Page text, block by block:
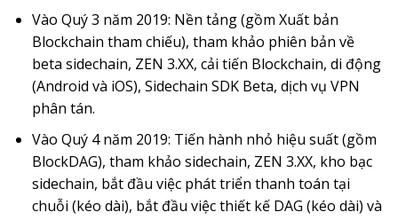
Vào Quý 3 năm 2019: Nền tảng (gồm Xuất bản
Blockchain tham chiếu), tham khảo phiên bản về
beta sidechain, ZEN 3.XX, cải tiến Blockchain, di động
(Android và iOS), Sidechain SDK Beta, dịch vụ VPN
phân tán.
Vào Quý 4 năm 2019: Tiến hành nhỏ hiệu suất (gồm
BlockDAG), tham khảo sidechain, ZEN 3.XX, kho bạc
sidechain, bắt đầu việc phát triển thanh toán tại
chuỗi (kéo dài), bắt đầu việc thiết kế DAG (kéo dài) và